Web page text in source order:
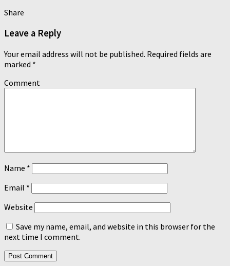
Share
Leave a Reply
Your email address will not be published. Required fields are
marked *
Comment
Name *
Email *
Website
Save my name, email, and website in this browser for the
next time I comment.